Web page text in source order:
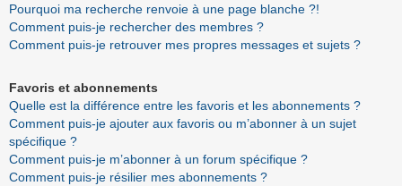
Pourquoi ma recherche renvoie à une page blanche ?!
Comment puis-je rechercher des membres ?
Comment puis-je retrouver mes propres messages et sujets ?
Favoris et abonnements
Quelle est la différence entre les favoris et les abonnements ?
Comment puis-je ajouter aux favoris ou m’abonner à un sujet
spécifique ?
Comment puis-je m’abonner à un forum spécifique ?
Comment puis-je résilier mes abonnements ?